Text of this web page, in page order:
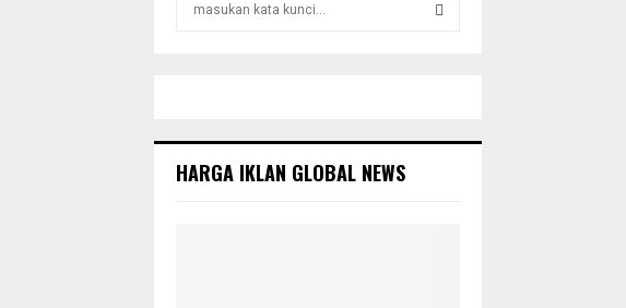
r
A
HARGA IKLAN GLOBAL NEWS